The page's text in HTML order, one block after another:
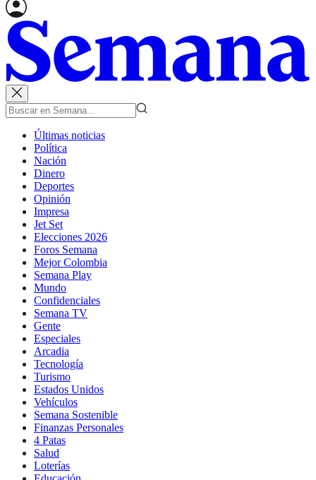
Últimas noticias
Política
Nación
Dinero
Deportes
Opinión
Impresa
Jet Set
Elecciones 2026
Foros Semana
Mejor Colombia
Semana Play
Mundo
Confidenciales
Semana TV
Gente
Especiales
Arcadia
Tecnología
Turismo
Estados Unidos
Vehículos
Semana Sostenible
Finanzas Personales
4 Patas
Salud
Loterías